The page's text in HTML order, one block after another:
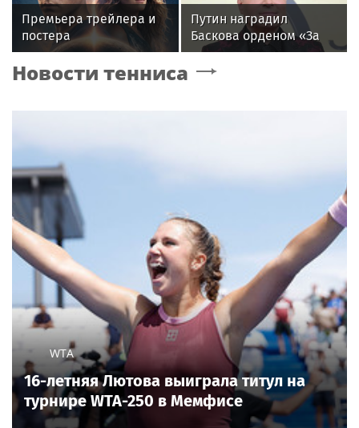
Премьера трейлера и
постера
фантастического
блокбастера «Девятая
Путин наградил
Баскова орденом «За
заслуги перед
Отечеством» IV степени
Новости тенниса
WTA
16-летняя Лютова выиграла титул на
турнире WTA-250 в Мемфисе